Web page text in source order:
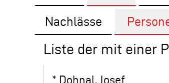
Nachlässe
Liste der mit einer
* Dohnal, Josef